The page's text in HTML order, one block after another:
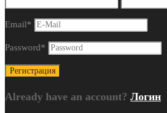
Email*
Password*
Already have an account? Логин